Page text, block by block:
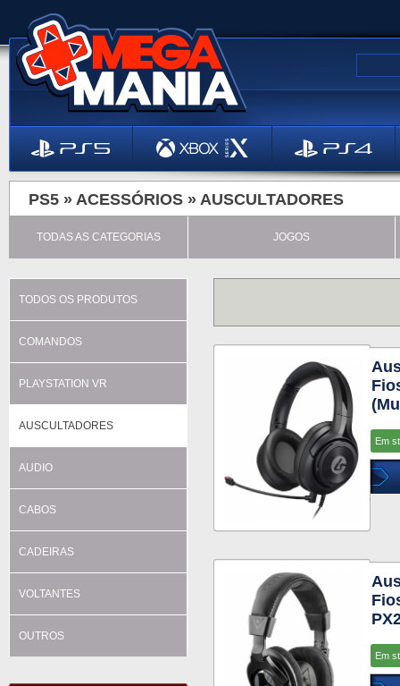
PS5 » ACESSÓRIOS » AUSCULTADORES
TODAS AS CATEGORIAS JOGOS
TODOS OS PRODUTOS
COMANDOS
PLAYSTATION VR
AUSCULTADORES
AUDIO
CABOS
CADEIRAS
VOLTANTES
OUTROS
Em
Em